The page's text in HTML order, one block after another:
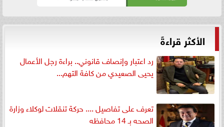
الأكثر قراءةً
رد اعتبار وإنصاف قانوني.. براءة رجل الأعمال
يحيى الصعيدي من كافة التهم...
تعرف على تفاصيل .... حركة تنقلات لوكلاء وزارة
الصحه بـ 14 محافظه